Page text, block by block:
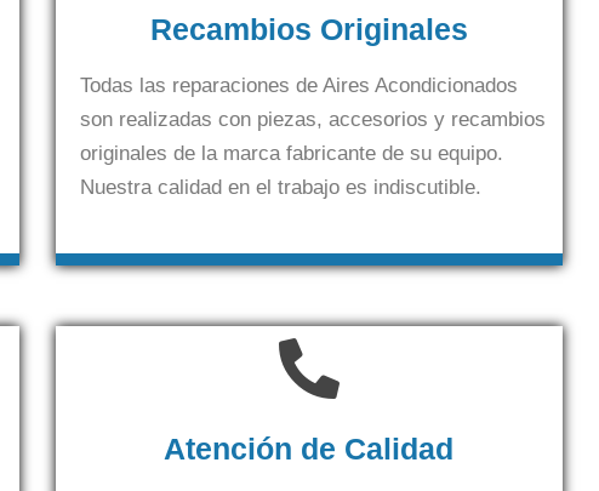
Recambios Originales
Todas las reparaciones de Aires Acondicionados
son realizadas con piezas, accesorios y recambios
originales de la marca fabricante de su equipo.
Nuestra calidad en el trabajo es indiscutible.
Atención de Calidad